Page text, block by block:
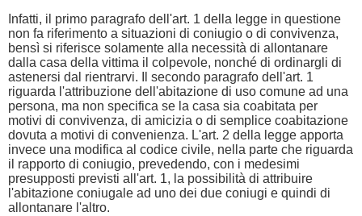
Infatti, il primo paragrafo dell'art. 1 della legge in questione
non fa riferimento a situazioni di coniugio o di convivenza,
bensì si riferisce solamente alla necessità di allontanare
dalla casa della vittima il colpevole, nonché di ordinargli di
astenersi dal rientrarvi. Il secondo paragrafo dell'art. 1
riguarda l'attribuzione dell'abitazione di uso comune ad una
persona, ma non specifica se la casa sia coabitata per
motivi di convivenza, di amicizia o di semplice coabitazione
dovuta a motivi di convenienza. L'art. 2 della legge apporta
invece una modifica al codice civile, nella parte che riguarda
il rapporto di coniugio, prevedendo, con i medesimi
presupposti previsti all'art. 1, la possibilità di attribuire
l'abitazione coniugale ad uno dei due coniugi e quindi di
allontanare l'altro.